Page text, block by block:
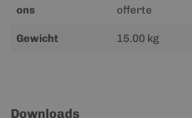
ons
offerte
Gewicht 15.00 kg
Downloads